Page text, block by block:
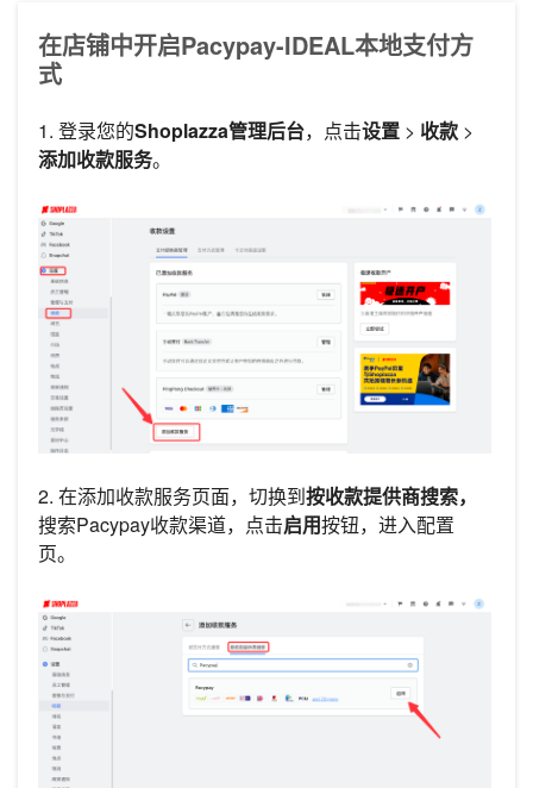
在店铺中开启Pacypay-IDEAL本地支付方
式
1. 登录您的Shoplazza管理后台，点击设置 > 收款 >
添加收款服务。
2. 在添加收款服务页面，切换到按收款提供商搜索，
搜索Pacypay收款渠道，点击启用按钮，进入配置
页。